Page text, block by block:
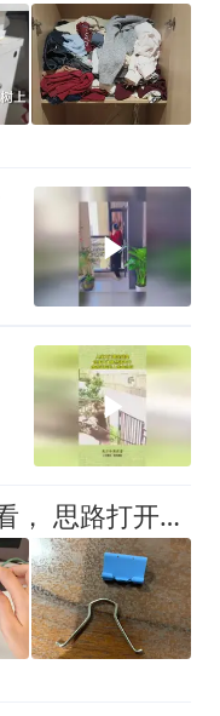
第一次对“燕尾夹”刮目相看， 思路打开这样用，好用到停不下来